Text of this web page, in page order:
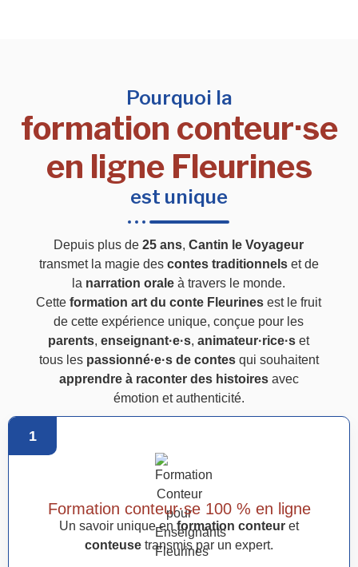
Pourquoi la
formation conteur·se
en ligne Fleurines
est unique
Depuis plus de25 ans,Cantin le Voyageur
transmet la magie des contes traditionnelset de
la narration orale à travers le monde.
Cetteformation art du conte Fleurines est le fruit
de cette expérience unique, conçue pour les
parents,enseignant·e·s,animateur·rice·s et
tous les passionné·e·s de contesqui souhaitent
apprendre à raconter des histoiresavec
émotion et authenticité.
1
Formation conteur·se 100 % en ligne
Un savoir unique en formation conteur et
conteuse transmis par un expert.